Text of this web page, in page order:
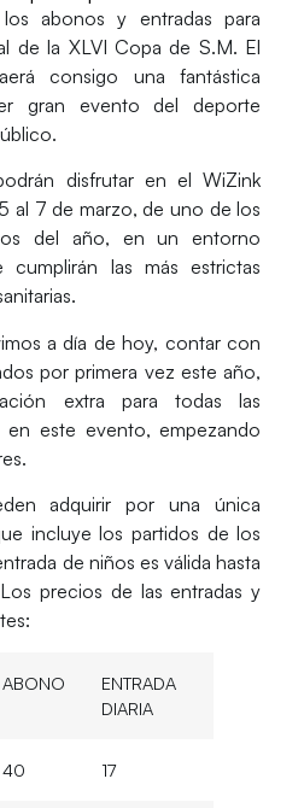
abonos y entradaspara
de la XLVI Copa de S.M. El
consigo una fantástica
gran evento del deporte
disfrutar en elWiZink
al 7 de marzo, de uno de los
del año, en un entorno
las más estrictas
a día de hoy, contar con
por primera vez este año,
extra para todas las
en este evento, empezando
adquirir por una única
incluye los partidos de los
de niños es válida hasta
precios de las entradas y
ABONO
ENTRADA
DIARIA
40 17